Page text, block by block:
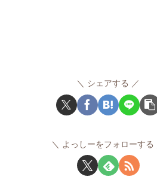
シェアする
よっしーをフォローする